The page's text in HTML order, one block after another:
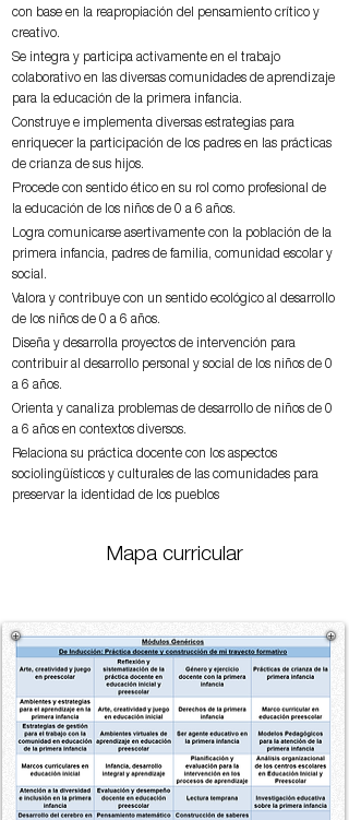
con base en la reapropiación del pensamiento crítico y
creativo.
Se integra y participa activamente en el trabajo
colaborativo en las diversas comunidades de aprendizaje
para la educación de la primera infancia.
Construye e implementa diversas estrategias para
enriquecer la participación de los padres en las prácticas
de crianza de sus hijos.
Procede con sentido ético en su rol como profesional de
la educación de los niños de 0 a 6 años.
Logra comunicarse asertivamente con la población de la
primera infancia, padres de familia, comunidad escolar y
social.
Valora y contribuye con un sentido ecológico al desarrollo
de los niños de 0 a 6 años.
Diseña y desarrolla proyectos de intervención para
contribuir al desarrollo personal y social de los niños de 0
a 6 años.
Orienta y canaliza problemas de desarrollo de niños de 0
a 6 años en contextos diversos.
Relaciona su práctica docente con los aspectos
sociolingüísticos y culturales de las comunidades para
preservar la identidad de los pueblos
Mapa curricular